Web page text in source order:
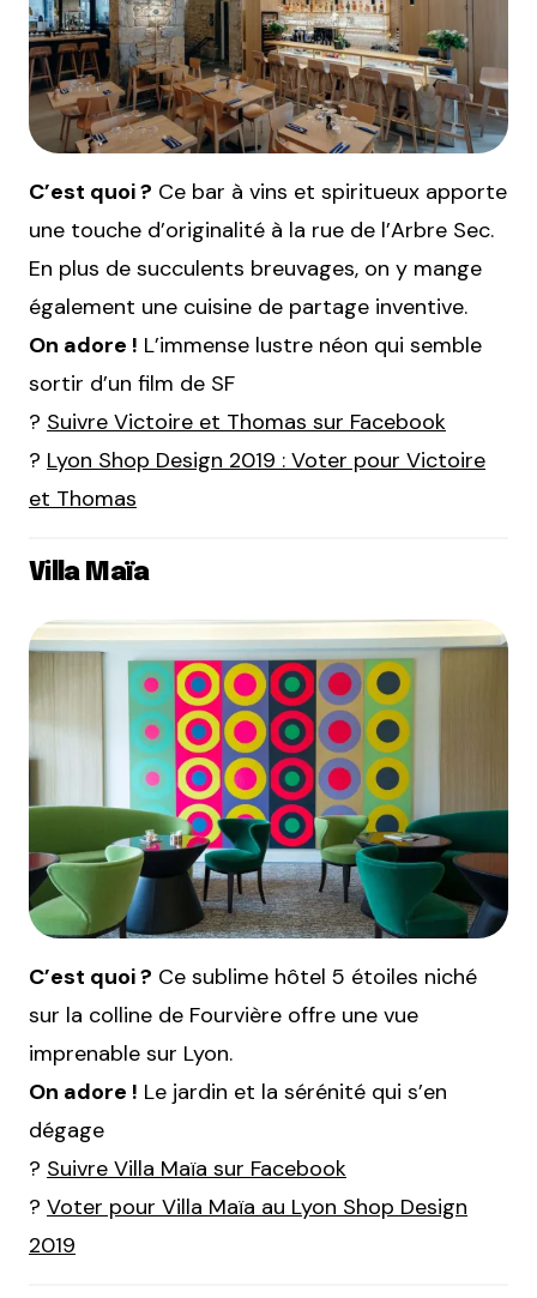
C’est quoi ? Ce bar à vins et spiritueux apporte
une touche d’originalité à la rue de l’Arbre Sec.
En plus de succulents breuvages, on y mange
également une cuisine de partage inventive.
On adore ! L’immense lustre néon qui semble
sortir d’un film de SF
? Suivre Victoire et Thomas sur Facebook
? Lyon Shop Design 2019 : Voter pour Victoire
et Thomas
Villa Maïa
C’est quoi ? Ce sublime hôtel 5 étoiles niché
sur la colline de Fourvière offre une vue
imprenable sur Lyon.
On adore ! Le jardin et la sérénité qui s’en
dégage
? Suivre Villa Maïa sur Facebook
? Voter pour Villa Maïa au Lyon Shop Design
2019